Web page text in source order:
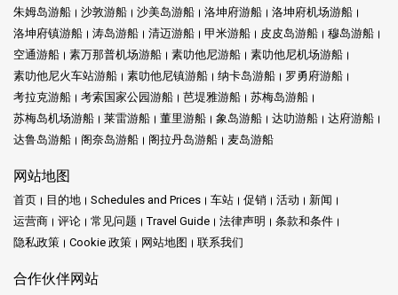
朱姆岛游船
沙敦游船 沙美岛游船 洛坤府游船
洛坤府机场游船
洛坤府镇游船
涛岛游船 清迈游船 甲米游船 皮皮岛游船
穆岛游船
空通游船
素万那普机场游船 素叻他尼游船
素叻他尼机场游船
素叻他尼火车站游船
素叻他尼镇游船 纳卡岛游船
罗勇府游船
考拉克游船
考索国家公园游船 芭堤雅游船
苏梅岛游船
苏梅岛机场游船
莱雷游船 董里游船 象岛游船 达叻游船
达府游船
达鲁岛游船
阁奈岛游船 阁拉丹岛游船 麦岛游船
网站地图
首页 目的地 Schedules and Prices 车站 促销 活动
新闻
运营商
评论 常见问题 Travel Guide 法律声明
条款和条件
隐私政策
Cookie 政策 网站地图 联系我们
合作伙伴网站